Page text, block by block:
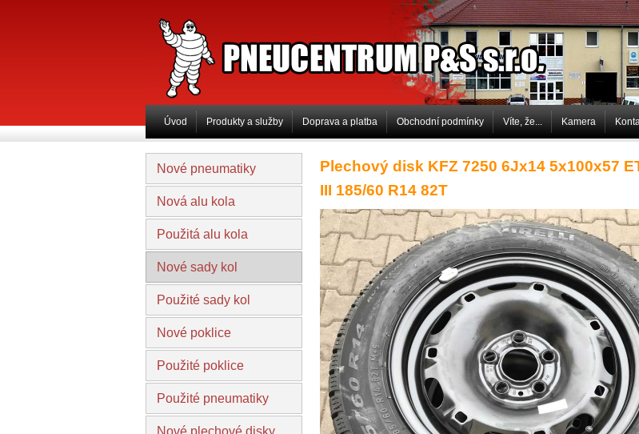
PNEUCENTRUM P&S s.r.o.
Úvod Produkty a služby Doprava a platba Obchodní podmínky Víte, že... Kamera
Nové pneumatiky
Nová alu kola
Použitá alu kola
Nové sady kol
Použité sady kol
Nové poklice
Použité poklice
Použité pneumatiky
Nové plechové disky
Plechový disk KFZ 7250 6Jx14 5x100x57
III 185/60 R14 82T